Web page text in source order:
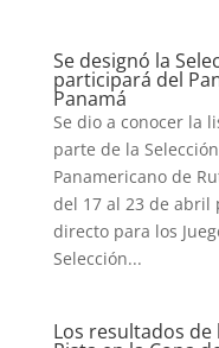
Se designó la
participará del
Panamá
Se dio a conocer la
parte de la
Panamericano de
del 17 al 23 de abril
directo para los
Selección...
Los resultados de